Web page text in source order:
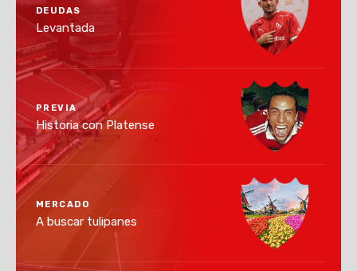
DEUDAS
Levantada
PREVIA
Historia con Platense
MERCADO
A buscar tulipanes